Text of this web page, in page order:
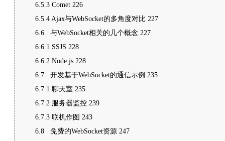
6.5.3 Comet 226
6.5.4 Ajax与WebSocket的多角度对比 227
6.6 与WebSocket相关的几个概念 227
6.6.1 SSJS 228
6.6.2 Node.js 228
6.7 开发基于WebSocket的通信示例 235
6.7.1 聊天室 235
6.7.2 服务器监控 239
6.7.3 联机作图 243
6.8 免费的WebSocket资源 247